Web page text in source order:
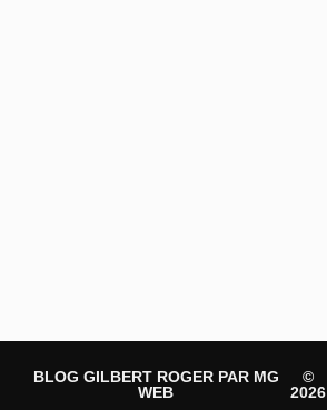
BLOG GILBERT ROGER PAR MG
WEB
©
2026